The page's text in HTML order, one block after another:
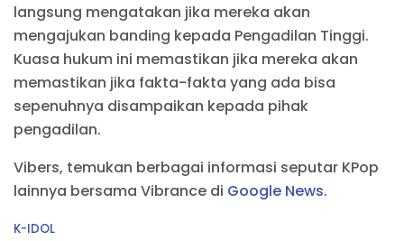
langsung mengatakan jika mereka akan
mengajukan banding kepada Pengadilan Tinggi.
Kuasa hukum ini memastikan jika mereka akan
memastikan jika fakta-fakta yang ada bisa
sepenuhnya disampaikan kepada pihak
pengadilan.
Vibers, temukan berbagai informasi seputar KPop
lainnya bersama Vibrance di Google News.
C
K-IDOL